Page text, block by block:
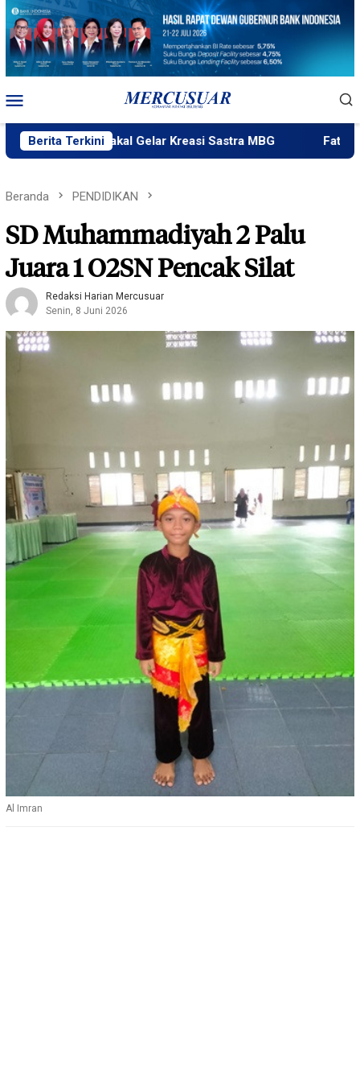
Loncat
konten
Mobile
Berita Terkini
Bakal Gelar Kreasi Sastra MBG Fatek Untad
Beranda PENDIDIKAN
SD Muhammadiyah 2 Palu
Juara 1 O2SN Pencak Silat
Redaksi Harian Mercusuar
Senin, 8 Juni 2026
Al Imran